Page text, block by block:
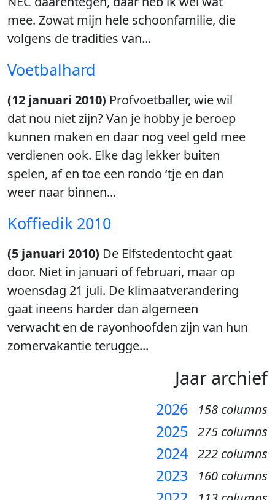
mee. Zowat mijn hele schoonfamilie, die
volgens de tradities van...
Voetbalhard
(12 januari 2010) Profvoetballer, wie wil
dat nou niet zijn? Van je hobby je beroep
kunnen maken en daar nog veel geld mee
verdienen ook. Elke dag lekker buiten
spelen, af en toe een rondo ‘tje en dan
weer naar binnen...
Koffiedik 2010
(5 januari 2010) De Elfstedentocht gaat
door. Niet in januari of februari, maar op
woensdag 21 juli. De klimaatverandering
gaat ineens harder dan algemeen
verwacht en de rayonhoofden zijn van hun
zomervakantie terugge...
Jaar archief
2026 158 columns
2025 275 columns
2024 222 columns
2023 160 columns